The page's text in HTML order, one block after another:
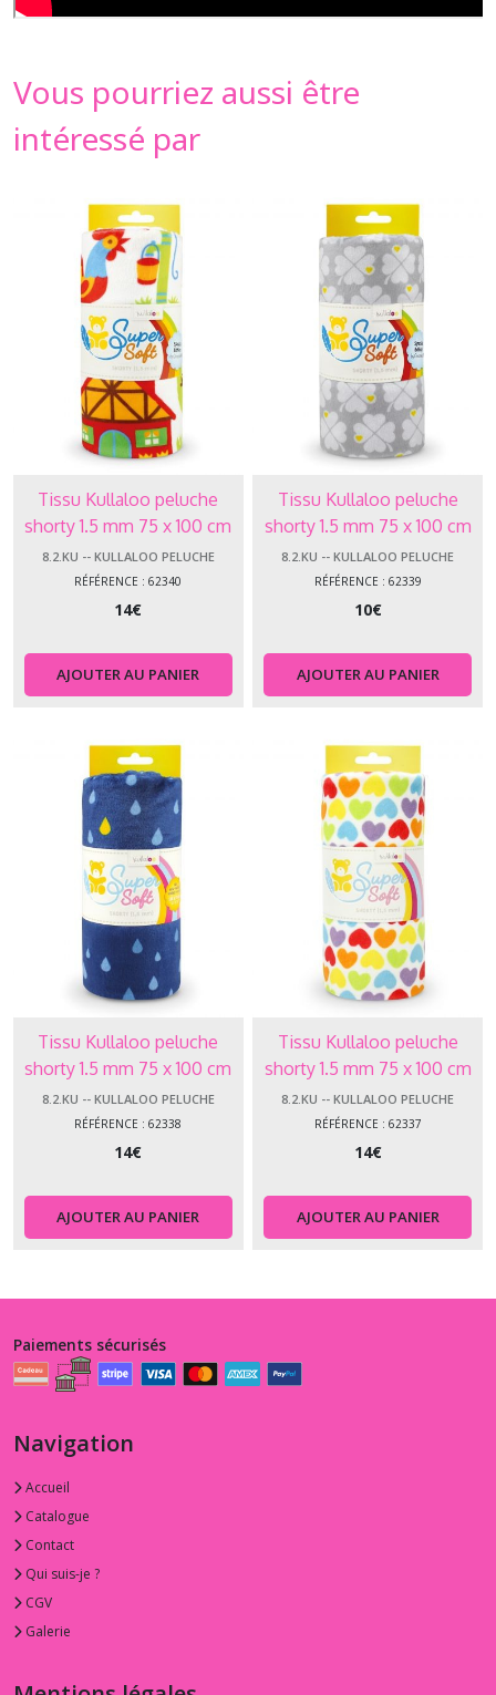
Vous pourriez aussi être
intéressé par
Tissu Kullaloo peluche
shorty 1.5 mm 75 x 100 cm
ferme 62340
8.2.KU -- KULLALOO PELUCHE
RÉFÉRENCE : 62340
14€
AJOUTER AU PANIER
Tissu Kullaloo peluche
shorty 1.5 mm 75 x 100 cm
trèfle gris 62339
8.2.KU -- KULLALOO PELUCHE
RÉFÉRENCE : 62339
10€
AJOUTER AU PANIER
Tissu Kullaloo peluche
shorty 1.5 mm 75 x 100 cm
gouttes 62338
8.2.KU -- KULLALOO PELUCHE
RÉFÉRENCE : 62338
14€
AJOUTER AU PANIER
Tissu Kullaloo peluche
shorty 1.5 mm 75 x 100 cm
coeurs 62337
8.2.KU -- KULLALOO PELUCHE
RÉFÉRENCE : 62337
14€
AJOUTER AU PANIER
Paiements sécurisés
Navigation
Accueil
Catalogue
Contact
Qui suis-je ?
CGV
Galerie